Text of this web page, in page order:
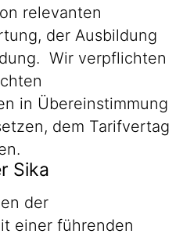
relevanten
der Ausbildung
Wir verpflichten
in Übereinstimmung
dem Tarifvertag
Sika
der
einer führenden